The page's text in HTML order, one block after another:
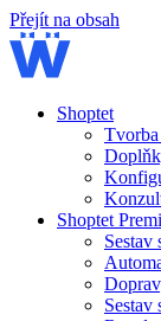
Přejít na obsah
Shoptet
Tvorba
Shoptet
Sestav